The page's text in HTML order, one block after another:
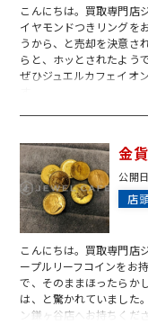
こんにちは。買取専門店
イヤモンドつきリングを
うから、と売却を決意さ
らと、ホッとされたよう
ぜひジュエルカフェイオ
金
公開
店
こんにちは。買取専門店
ープルリーフコインをお
で、そのままほったらか
は、と驚かれていました
ン鎌ヶ谷店へお持ちくだ